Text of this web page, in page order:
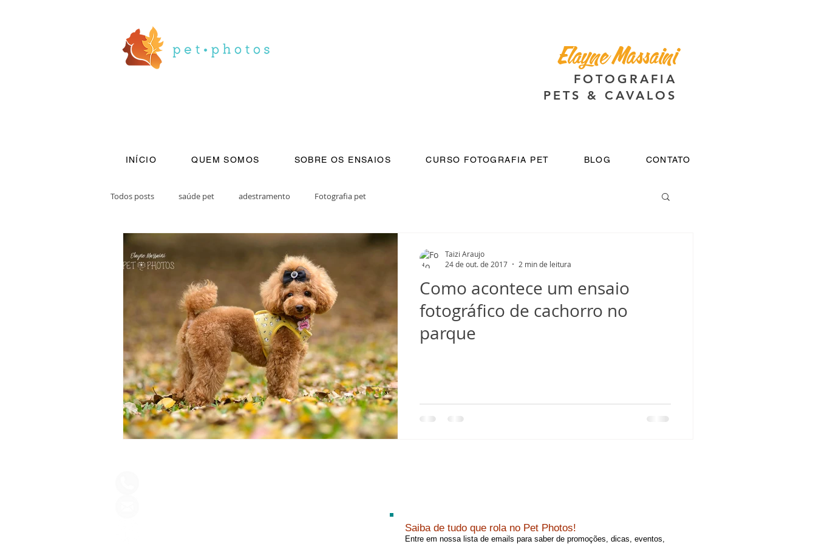
Elayne Massaini
FOTOGRAFIA
PETS & CAVALOS
INÍCIO QUEM SOMOS SOBRE OS ENSAIOS CURSO FOTOGRAFIA PET BLOG CONTATO
Todos posts saúde pet adestramento Fotografia pet
Como acontece um ensaio
fotográfico de cachorro no
parque
Taizi Araujo
24 de out. de 2017
2 min de leitura
Saiba de tudo que rola no Pet Photos!
Entre em nossa lista de emails para saber de promoções, dicas, eventos,